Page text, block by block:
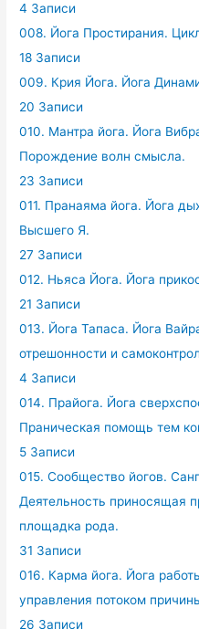
4 Записи
008. Йога Простирания.
18 Записи
009. Крия Йога. Йога
20 Записи
010. Мантра йога. Йога
Порождение волн смысла.
23 Записи
011. Пранаяма йога. Йога
Высшего Я.
27 Записи
012. Ньяса Йога. Йога
21 Записи
013. Йога Тапаса. Йога
отрешонности и
4 Записи
014. Прайога. Йога
Праническая помощь тем
5 Записи
015. Сообщество йогов.
Деятельность приносящая
площадка рода.
31 Записи
016. Карма йога. Йога
управления потоком
26 Записи